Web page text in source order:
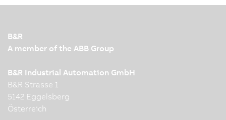
B&R
A member of the ABB Group
B&R Industrial Automation GmbH
B&R Strasse 1
5142 Eggelsberg
Österreich